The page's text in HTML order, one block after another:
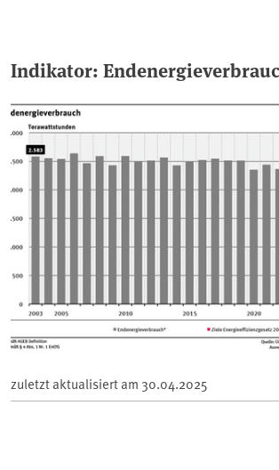
Indikator:
zuletzt aktualisiert am 30.04.2025